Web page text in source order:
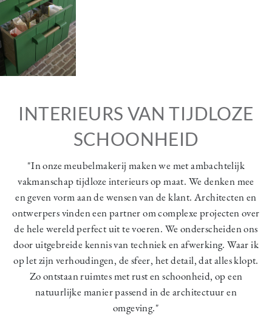
INTERIEURS VAN TIJDLOZE
SCHOONHEID
"In onze meubelmakerij maken we met ambachtelijk
vakmanschap tijdloze interieurs op maat. We denken mee
en geven vorm aan de wensen van de klant. Architecten en
ontwerpers vinden een partner om complexe projecten over
de hele wereld perfect uit te voeren. We onderscheiden ons
door uitgebreide kennis van techniek en afwerking. Waar ik
op let zijn verhoudingen, de sfeer, het detail, dat alles klopt.
Zo ontstaan ruimtes met rust en schoonheid, op een
natuurlijke manier passend in de architectuur en
omgeving."